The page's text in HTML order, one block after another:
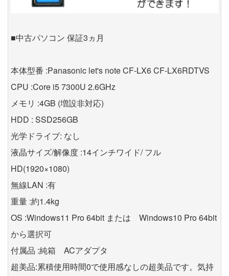
■中古パソコン 保証3ヵ月
本体型番 :Panasonic let's note CF-LX6 CF-LX6RDTVS
CPU :Core i5 7300U 2.6GHz
メモリ :4GB (増設非対応)
HDD : SSD256GB
光学ドライブ: なし
液晶サイズ/解像度 :14インチワイド/ フル
HD(1920×1080)
無線LAN :有
重量 :約1.4kg
OS :Windows11 Pro 64bit または Windows10 Pro 64bit
から選択可
付属品 :純箱 ACアダプタ
超美品:累積使用時間0で使用感なしの超美品です。気持